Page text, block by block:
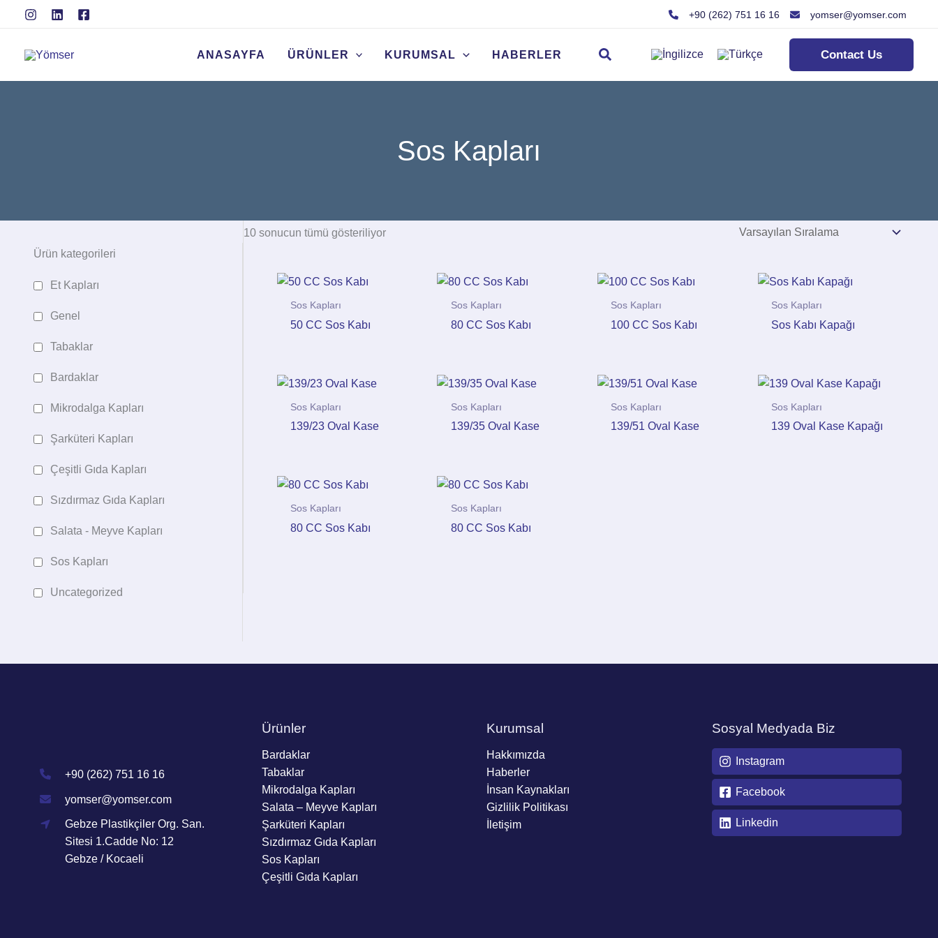
İçeriğe
+90 (262) 751 16 16 yomser@yomser.com
ANASAYFA ÜRÜNLER KURUMSAL HABERLER Arama Contact Us
Sos Kapları
Ürün kategorileri
Et Kapları
Genel
Tabaklar
Bardaklar
Mikrodalga Kapları
Şarküteri Kapları
Çeşitli Gıda Kapları
Sızdırmaz Gıda Kapları
Salata - Meyve Kapları
Sos Kapları
Uncategorized
10 sonucun tümü gösteriliyor
Sos Kapları
50 CC Sos Kabı
Sos Kapları
80 CC Sos Kabı
Sos Kapları
100 CC Sos Kabı
Sos Kapları
Sos Kabı Kapağı
Sos Kapları
139/23 Oval Kase
Sos Kapları
139/35 Oval Kase
Sos Kapları
139/51 Oval Kase
Sos Kapları
139 Oval Kase Kapağı
Sos Kapları
80 CC Sos Kabı
Sos Kapları
80 CC Sos Kabı
+90 (262) 751 16 16
yomser@yomser.com
Gebze Plastikçiler Org. San.
Sitesi 1.Cadde No: 12
Gebze / Kocaeli
Ürünler
Bardaklar
Tabaklar
Mikrodalga Kapları
Salata – Meyve Kapları
Şarküteri Kapları
Sızdırmaz Gıda Kapları
Sos Kapları
Çeşitli Gıda Kapları
Kurumsal
Hakkımızda
Haberler
İnsan Kaynakları
Gizlilik Politikası
İletişim
Sosyal Medyada Biz
Instagram
Facebook
Linkedin